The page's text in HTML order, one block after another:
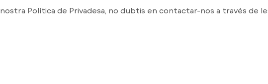
Política de Privadesa, no dubtis en contactar-nos a través de